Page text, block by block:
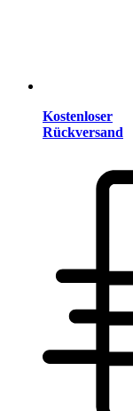
Kostenloser
Rückversand